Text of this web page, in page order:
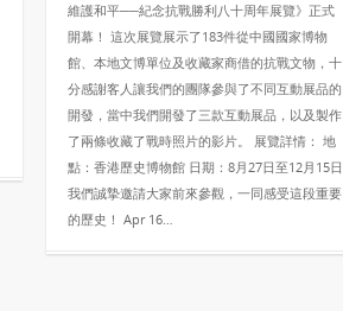
維護和平──紀念抗戰勝利八十周年展覽》正式
開幕！ 這次展覽展示了183件從中國國家博物
館、本地文博單位及收藏家商借的抗戰文物，十
分感謝客人讓我們的團隊參與了不同互動展品的
開發，當中我們開發了三款互動展品，以及製作
了兩條收藏了戰時照片的影片。 展覽詳情： 地
點：香港歷史博物館 日期：8月27日至12月15日
我們誠摯邀請大家前來參觀，一同感受這段重要
的歷史！ Apr 16…